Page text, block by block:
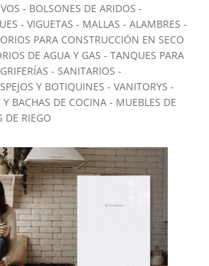
- BOLSONES DE ARIDOS -
- VIGUETAS - MALLAS - ALAMBRES -
PARA CONSTRUCCIÓN EN SECO
DE AGUA Y GAS - TANQUES PARA
- SANITARIOS -
Y BOTIQUINES - VANITORYS -
Y BACHAS DE COCINA - MUEBLES DE
DE RIEGO